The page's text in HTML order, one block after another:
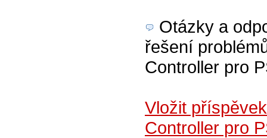
Otázky a
řešení
Controller pro
Vložit
Controller pro